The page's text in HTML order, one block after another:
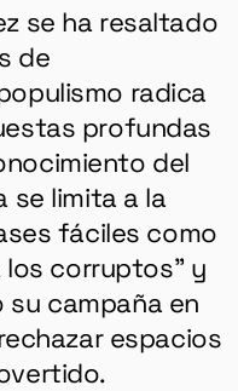
se ha resaltado
de
radica
profundas
del
se limita a la
fáciles como
los corruptos” y
campaña en
espacios